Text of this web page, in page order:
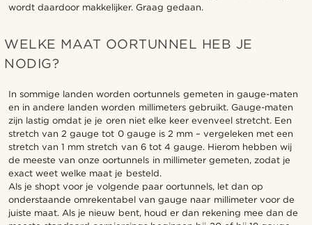
wordt daardoor makkelijker. Graag gedaan.
WELKE MAAT OORTUNNEL HEB JE
NODIG?
In sommige landen worden oortunnels gemeten in gauge-maten
en in andere landen worden millimeters gebruikt. Gauge-maten
zijn lastig omdat je je oren niet elke keer evenveel stretcht. Een
stretch van 2 gauge tot 0 gauge is 2 mm – vergeleken met een
stretch van 1 mm stretch van 6 tot 4 gauge. Hierom hebben wij
de meeste van onze oortunnels in millimeter gemeten, zodat je
exact weet welke maat je besteld.
Als je shopt voor je volgende paar oortunnels, let dan op
onderstaande omrekentabel van gauge naar millimeter voor de
juiste maat. Als je nieuw bent, houd er dan rekening mee dan de